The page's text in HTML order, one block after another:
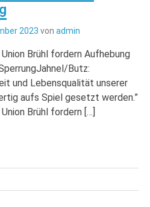
2023 von admin
Brühl fordern Aufhebung
Butz:
und Lebensqualität unserer
aufs Spiel gesetzt werden.”
Brühl fordern […]